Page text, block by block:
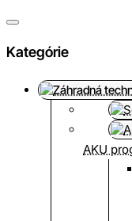
Kategórie
AKU